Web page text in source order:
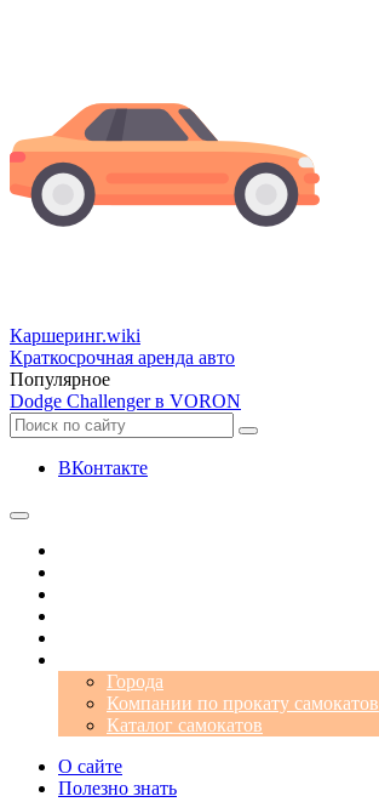
Каршеринг.wiki
Краткосрочная аренда авто
Популярное
Dodge Challenger в VORON
ВКонтакте
Города
Компании по прокату самокатов
Каталог самокатов
О сайте
Полезно знать